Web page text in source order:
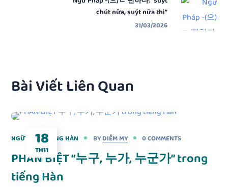
chút nữa, suýt nữa thì”
31/03/2026
Bài Viết Liên Quan
18
TH11
NGỮ PHÁP TIẾNG HÀN BY DIỄM MY 0 COMMENTS
PHÂN BIỆT “누구, 누가, 누군가” trong
tiếng Hàn